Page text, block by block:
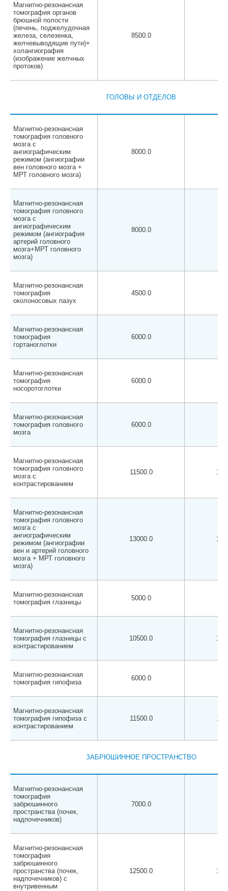
Магнитно-резонансная
томография органов
брюшной полости
(печень, поджелудочная
железа, селезенка,
желчевыводящие пути)+
холангиография
(изображение желчных
протоков)
8500.0
ГОЛОВЫ И ОТДЕЛОВ
Магнитно-резонансная
томография головного
мозга с
ангиографическим
режимом (ангиографии
вен головного мозга +
МРТ головного мозга)
8000.0
Магнитно-резонансная
томография головного
мозга с
ангиографическим
режимом (ангиография
артерий головного
мозга+МРТ головного
мозга)
8000.0
Магнитно-резонансная
томография
околоносовых пазух
4500.0
Магнитно-резонансная
томография
гортаноглотки
6000.0
Магнитно-резонансная
томография
носоротоглотки
6000.0
Магнитно-резонансная
томография головного
мозга
6000.0
Магнитно-резонансная
томография головного
мозга с
контрастированием
11500.0
Магнитно-резонансная
томография головного
мозга с
ангиографическим
режимом (ангиографии
вен и артерий головного
мозга + МРТ головного
мозга)
13000.0
Магнитно-резонансная
томография глазницы
5000.0
Магнитно-резонансная
томография глазницы с
контрастированием
10500.0
Магнитно-резонансная
томография гипофиза
6000.0
Магнитно-резонансная
томография гипофиза с
контрастированием
11500.0
ЗАБРЮШИННОЕ ПРОСТРАНСТВО
Магнитно-резонансная
томография
забрюшинного
пространства (почек,
надпочечников)
7000.0
Магнитно-резонансная
томография
забрюшинного
пространства (почек,
надпочечников) с
внутривенным
12500.0